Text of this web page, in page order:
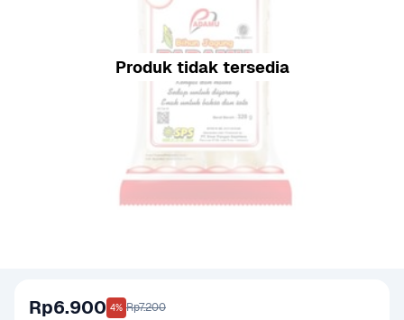
Produk tidak tersedia
Rp6.900 4% Rp7.200